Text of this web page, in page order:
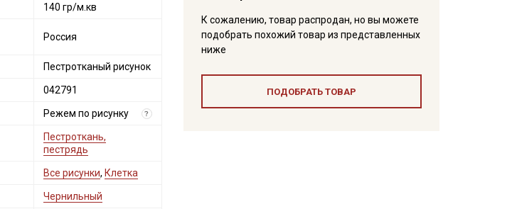
К сожалению, товар распродан, но вы можете
подобрать похожий товар из представленных
ниже
ПОДОБРАТЬ ТОВАР
140 гр/м.кв
Россия
Пестротканый рисунок
042791
Режем по рисунку ?
Пестроткань,
пестрядь
Все рисунки, Клетка
Чернильный